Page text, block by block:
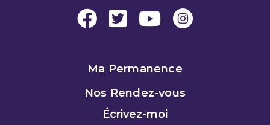
Ma Permanence
Nos Rendez-vous
Écrivez-moi